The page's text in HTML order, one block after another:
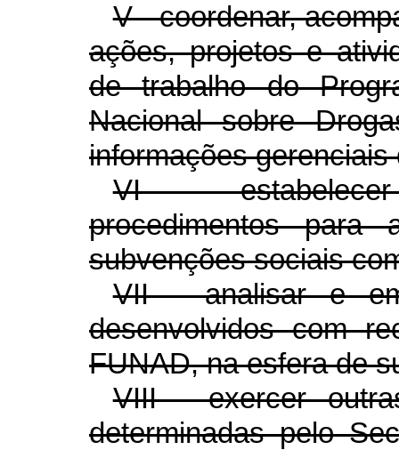
V - coordenar,
ações, projetos e
de trabalho do
Nacional sobre
informações gerenciais
VI -
procedimentos
subvenções sociais
VII - analisar e
desenvolvidos com
FUNAD, na esfera de
VIII - exercer
determinadas pelo